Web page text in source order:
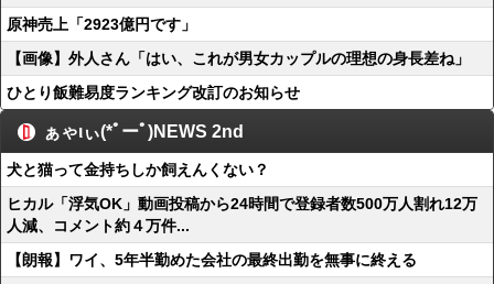
原神売上「2923億円です」
【画像】外人さん「はい、これが男女カップルの理想の身長差ね」
ひとり飯難易度ランキング改訂のお知らせ
ぁゃιぃ(*ﾟーﾟ)NEWS 2nd
犬と猫って金持ちしか飼えんくない？
ヒカル「浮気OK」動画投稿から24時間で登録者数500万人割れ12万
人減、コメント約４万件...
【朗報】ワイ、5年半勤めた会社の最終出勤を無事に終える